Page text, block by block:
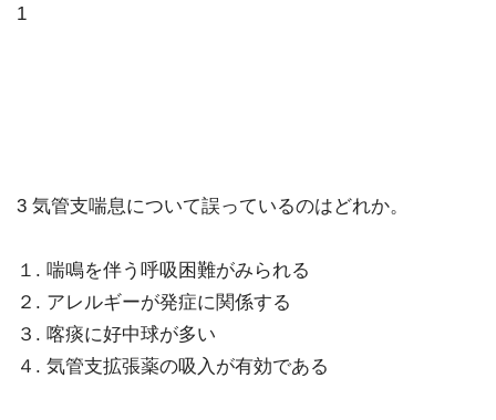
1
3 気管支喘息について誤っているのはどれか。
１. 喘鳴を伴う呼吸困難がみられる
２. アレルギーが発症に関係する
３. 喀痰に好中球が多い
４. 気管支拡張薬の吸入が有効である